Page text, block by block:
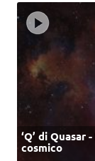
‘Q’ di
cosmico